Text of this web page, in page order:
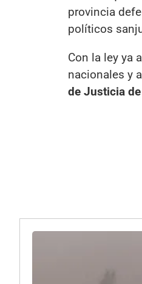
provincia
políticos
Con la ley ya
nacionales y
de Justicia